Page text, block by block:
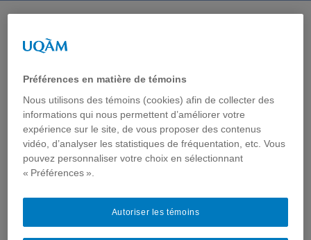
Kéven Breton de passage
à l’émissionOn dira ce
qu’on voudra
10/12/2021
Préférences en matière de témoins
Nous utilisons des témoins (cookies) afin de collecter des
informations qui nous permettent d’améliorer votre
expérience sur le site, de vous proposer des contenus
vidéo, d’analyser les statistiques de fréquentation, etc. Vous
pouvez personnaliser votre choix en sélectionnant
« Préférences ».
Autoriser les témoins